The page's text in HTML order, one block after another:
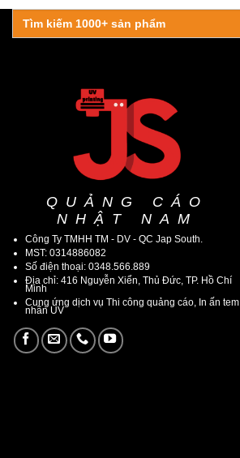
Search
for:
QUẢNG CÁO
NHẬT NAM
Công Ty TMHH TM - DV - QC Jap South.
MST: 0314886082
Số điện thoại: 0348.566.889
Địa chỉ: 416 Nguyễn Xiển, Thủ Đức, TP. Hồ Chí
Minh
Cung ứng dịch vụ Thi công quảng cáo, In ấn tem
nhãn UV